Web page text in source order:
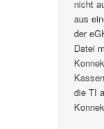
nicht
aus
der
Datei
die TI